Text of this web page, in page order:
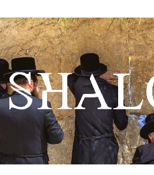
Hyppää
sisältöön
Hae: